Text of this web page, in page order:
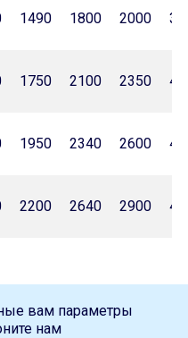
1490 1800 2000
1750 2100 2350
1950 2340 2600
2200 2640 2900
вам параметры
нам